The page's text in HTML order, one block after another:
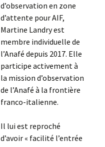
d’observation en zone
d’attente pour AIF,
Martine Landry est
membre individuelle de
l’Anafé depuis 2017. Elle
participe activement à
la mission d’observation
de l’Anafé à la frontière
franco-italienne.
Il lui est reproché
d’avoir « facilité l’entrée